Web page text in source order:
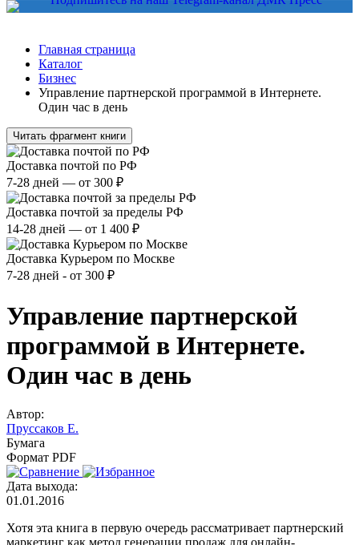
Главная страница
Каталог
Бизнес
Управление партнерской программой в Интернете.
Один час в день
Читать фрагмент книги
Доставка почтой по РФ
7-28 дней — от 300 ₽
Доставка почтой за пределы РФ
14-28 дней — от 1 400 ₽
Доставка Курьером по Москве
7-28 дней - от 300 ₽
Управление партнерской
программой в Интернете.
Один час в день
Автор:
Пруссаков Е.
Бумага
Формат PDF
Дата выхода:
01.01.2016
Хотя эта книга в первую очередь рассматривает партнерский